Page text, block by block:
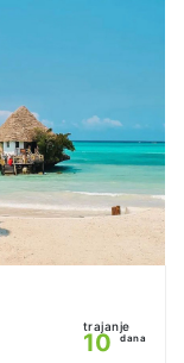
trajanje
10 dana